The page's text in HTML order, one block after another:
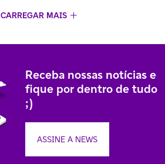
CARREGAR MAIS
Receba nossas notícias e
fique por dentro de tudo
;)
ASSINE A NEWS